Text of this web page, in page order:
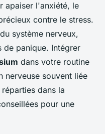
apaiser l'anxiété, le
contre le stress.
système nerveux,
de panique. Intégrer
dans votre routine
nerveuse souvent liée
dans la
pour une